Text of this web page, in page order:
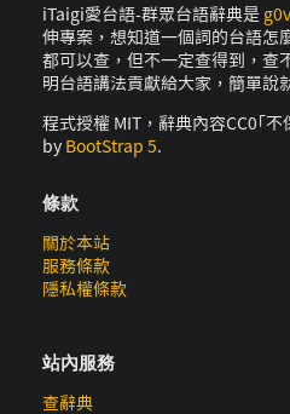
iTaigi愛台語-群眾台語辭典是
伸專案，想知道一個詞的台語怎
都可以查，但不一定查得到，查
明台語講法貢獻給大家，簡單說
程式授權 MIT，辭典內容CC0｢
by BootStrap 5.
條款
關於本站
服務條款
隱私權條款
站內服務
查辭典